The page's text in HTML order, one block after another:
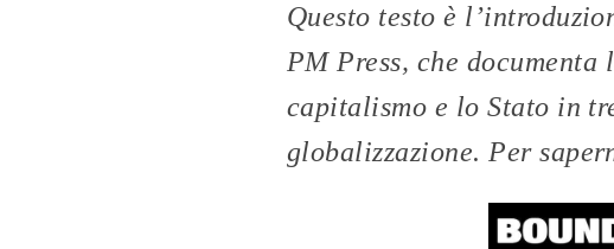
Questo testo è
PM Press, che documenta
capitalismo e lo Stato in
globalizzazione. Per